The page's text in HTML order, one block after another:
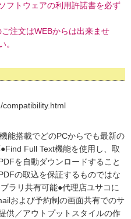
フトウェアの利用許諾書を必ず
注文はWEBからは出来ませ
。
能搭載でどのPCからでも最新の
Full Text機能を使用し、取
を自動ダウンロードすること
の取込を保証するものではな
ラリ共有可能●代理店ユサコに
および予約制の画面共有でのサ
供／アウトプットスタイルの作